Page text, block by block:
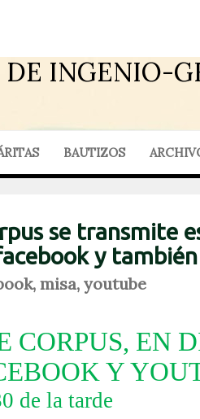
DE INGENIO-
BAUTIZOS
se transmite
y
,misa,youtube
CORPUS, EN
Y
de la tarde